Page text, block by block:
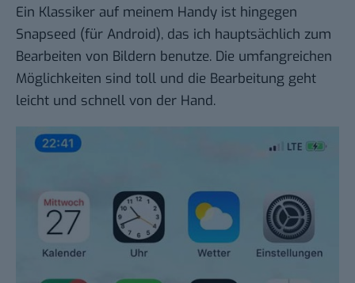
Ein Klassiker auf meinem Handy ist hingegen
Snapseed (für Android), das ich hauptsächlich zum
Bearbeiten von Bildern benutze. Die umfangreichen
Möglichkeiten sind toll und die Bearbeitung geht
leicht und schnell von der Hand.